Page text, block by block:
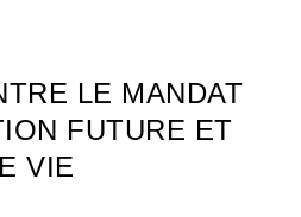
LE MANDAT
FUTURE ET
VIE